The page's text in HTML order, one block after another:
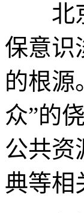
北京
保意识
的根源
众”的
公共资
典等相